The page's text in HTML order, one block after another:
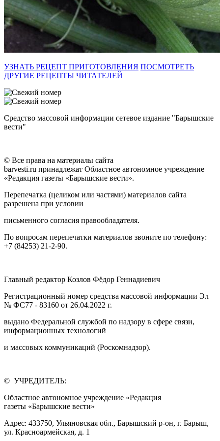
УЗНАТЬ РЕЦЕПТ ПРИГОТОВЛЕНИЯ ПОСМОТРЕТЬ
ДРУГИЕ РЕЦЕПТЫ ЧИТАТЕЛЕЙ
Средство массовой информации сетевое издание "Барышские
вести"
© Все права на материалы сайта
barvesti.ru принадлежат Областное автономное учреждение
«Редакция газеты «Барышские вести».
Перепечатка (целиком или частями) материалов сайта
разрешена при условии
письменного согласия правообладателя.
По вопросам перепечатки материалов звоните по телефону:
+7 (84253) 21-2-90.
Главный редактор Козлов Фёдор Геннадиевич
Регистрационный номер средства массовой информации Эл
№ ФС77 - 83160 от 26.04.2022 г.
выдано Федеральной службой по надзору в сфере связи,
информационных технологий
и массовых коммуникаций (Роскомнадзор).
© УЧРЕДИТЕЛЬ:
Областное автономное учреждение «Редакция
газеты «Барышские вести»
Адрес: 433750, Ульяновская обл., Барышский р-он, г. Барыш,
ул. Красноармейская, д. 1